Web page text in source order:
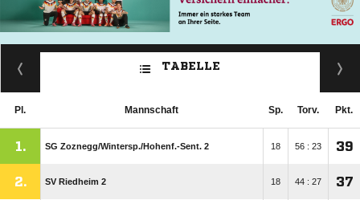
TABELLE
Pl. Mannschaft Sp. Torv. Pkt.
1. SG Zoznegg/​Wintersp./​Hohenf.-Sent. 2 18 56 : 23 39
2. SV Riedheim 2 18 44 : 27 37